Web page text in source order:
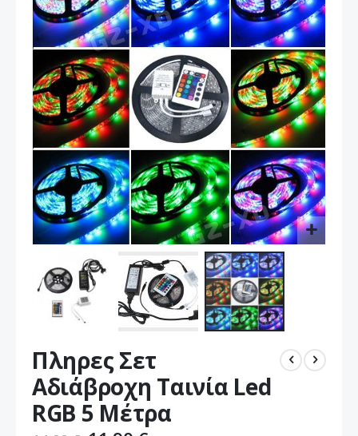
της
συλλογής
εικόνων
στην
αρχή
της
συλλογής
εικόνων
Πληρες Σετ
Αδιάβροχη Ταινία Led
RGB 5 Μέτρα